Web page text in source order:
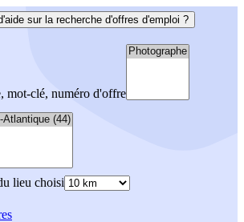
sur la recherche d'offres d'emploi ?
mot-clé, numéro d'offre
lieu choisi